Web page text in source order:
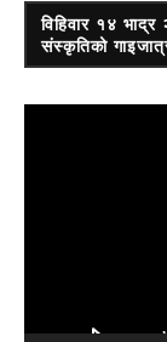
विहिवार १४
संस्कृतिको